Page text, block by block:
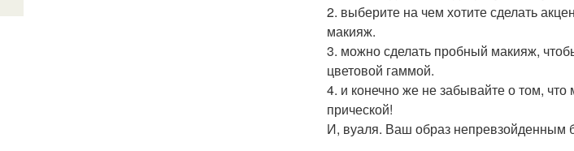
2. выберите на чем хотите сделать
макияж.
3. можно сделать пробный макияж,
цветовой гаммой.
4. и конечно же не забывайте о том,
прической!
И, вуаля. Ваш образ непревзойденным